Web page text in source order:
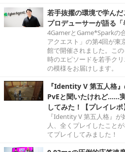
若手抜擢の環境で学ん
プロデューサーが語る
4GamerとGame*Sparkの
アクエスト」の第4回が東
館で開催されました。こ
時のエピソードを若手ク
の模様をお届けします。
『Identity V 第五人格
PvEと聞いたけれど……
してみた！【プレイレポ】
『Identity V 第五人格』
人、全くプレイしたこと
てプレイしてみました！